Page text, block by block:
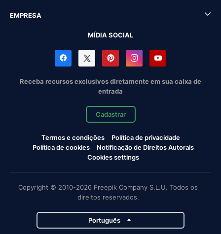
EMPRESA
MÍDIA SOCIAL
Receba recursos exclusivos diretamente em sua caixa de
entrada
Cadastrar
Termos e condições
Política de privacidade
Política de cookies
Notificação de Direitos Autorais
Cookies settings
Copyright © 2010-2026 Freepik Company S.L.U. Todos os
direitos reservados.
Português